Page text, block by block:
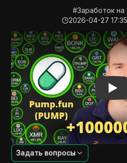
#Заработок на
2026-04-27 17:35
Play Video:Ультимативное
Задать вопросы